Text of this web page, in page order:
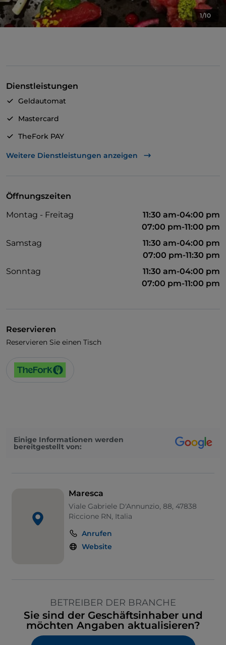
1/10
Dienstleistungen
Geldautomat
Mastercard
TheFork PAY
UnionPay über TheFork PAY
Weitere Dienstleistungen anzeigen
Öffnungszeiten
Montag - Freitag
11:30 am-04:00 pm
07:00 pm-11:00 pm
Samstag
11:30 am-04:00 pm
07:00 pm-11:30 pm
Sonntag
11:30 am-04:00 pm
07:00 pm-11:00 pm
Reservieren
Reservieren Sie einen Tisch
Einige Informationen werden
bereitgestellt von:
Maresca
Viale Gabriele D'Annunzio, 88, 47838
Riccione RN, Italia
Anrufen
Website
BETREIBER DER BRANCHE
Sie sind der Geschäftsinhaber und
möchten Angaben aktualisieren?